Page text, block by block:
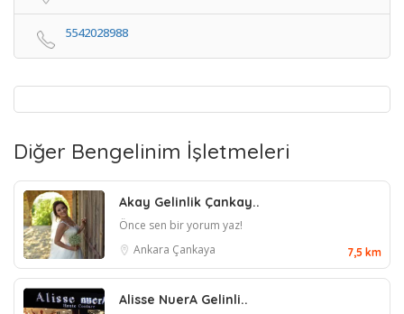
5542028988
Diğer Bengelinim İşletmeleri
Akay Gelinlik Çankay..
Önce sen bir yorum yaz!
Ankara Çankaya 7,5 km
Alisse NuerA Gelinli..